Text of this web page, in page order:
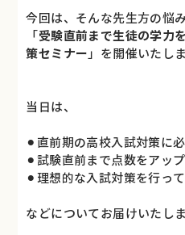
今回は、そんな先生方の悩
「受験直前まで生徒の学力
策セミナー」を開催いたしま
当日は、
⚫︎直前期の高校入試対策に
⚫︎試験直前まで点数をアッ
⚫︎理想的な入試対策を行っ
などについてお届けいたしま